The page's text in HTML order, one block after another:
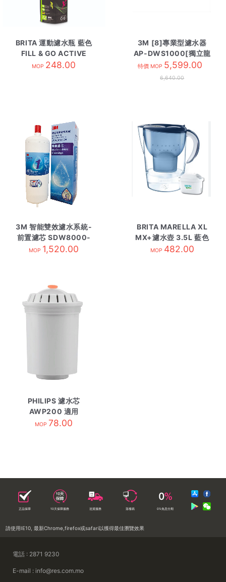
BRITA 運動濾水瓶 藍色
FILL & GO ACTIVE
MOP 248.00
3M [8]專業型濾水器
AP-DWS1000[獨立龍
頭]
特價 MOP 5,599.00
6,640.00
3M 智能雙效濾水系統-
前置濾芯 SDW8000-
C-CN
MOP 1,520.00
BRITA MARELLA XL
MX+濾水壺 3.5L 藍色
MOP 482.00
PHILIPS 濾水芯
AWP200 適用
AWP2920
MOP 78.00
正品保障 10天保障服務 送貨服務 落樓易 0%免息分期
請使用IE10, 最新Chrome,firefox或safari以獲得最佳瀏覽效果
電話 : 2871 9230
E-mail : info@res.com.mo